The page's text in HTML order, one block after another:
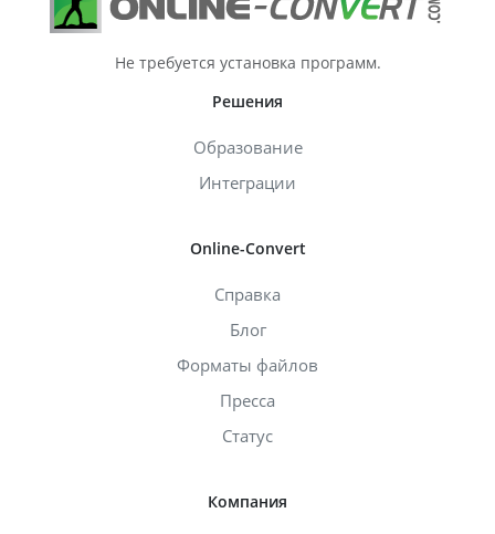
Не требуется установка программ.
Решения
Образование
Интеграции
Online-Convert
Справка
Блог
Форматы файлов
Пресса
Статус
Компания